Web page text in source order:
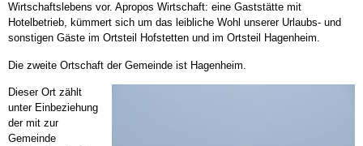
Wirtschaftslebens vor. Apropos Wirtschaft: eine Gaststätte mit
Hotelbetrieb, kümmert sich um das leibliche Wohl unserer Urlaubs- und
sonstigen Gäste im Ortsteil Hofstetten und im Ortsteil Hagenheim.
Die zweite Ortschaft der Gemeinde ist Hagenheim.
Dieser Ort zählt
unter Einbeziehung
der mit zur
Gemeinde